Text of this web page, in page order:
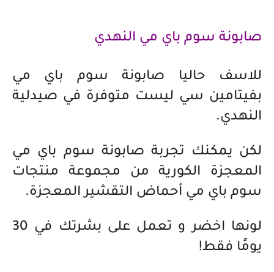
صابونة سوم باي مي النهدي
للاسف حاليا صابونة سوم باي مي
بفيتامين سي ليست متوفرة في صيدلية
النهدي.
لكن يمكنك تجربة صابونة سوم باي مي
المعجزة الكورية من مجموعة منتجات
سوم باي مي أحماض التقشير المعجزة.
لونها اخضر و تعمل على بشرتك في 30
يومًا فقط!